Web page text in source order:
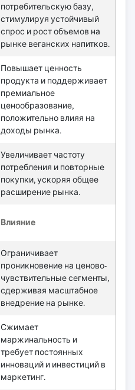
потребительскую базу,
стимулируя устойчивый
спрос и рост объемов на
рынке веганских напитков.
Повышает ценность
продукта и поддерживает
премиальное
ценообразование,
положительно влияя на
доходы рынка.
Увеличивает частоту
потребления и повторные
покупки, ускоряя общее
расширение рынка.
Влияние
Ограничивает
проникновение на ценово-
чувствительные сегменты,
сдерживая масштабное
внедрение на рынке.
Сжимает
маржинальность и
требует постоянных
инноваций и инвестиций в
маркетинг.